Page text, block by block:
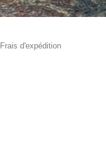
Frais d'expédition